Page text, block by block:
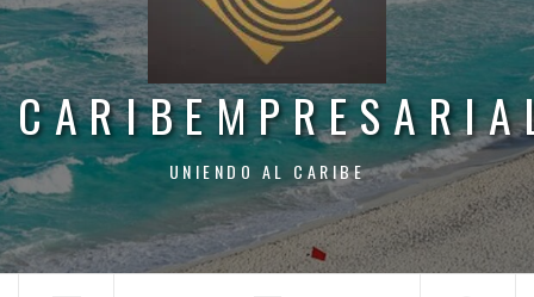
UNIENDO AL CARIBE